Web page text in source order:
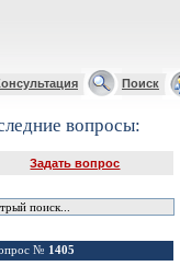
Поиск
вопросы:
Задать вопрос
№ 1405